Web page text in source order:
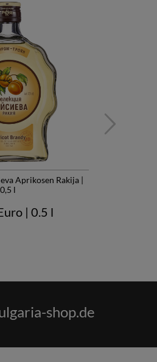
Aprikosen Rakija |
0,5 l
| 0.5 l
shop.de